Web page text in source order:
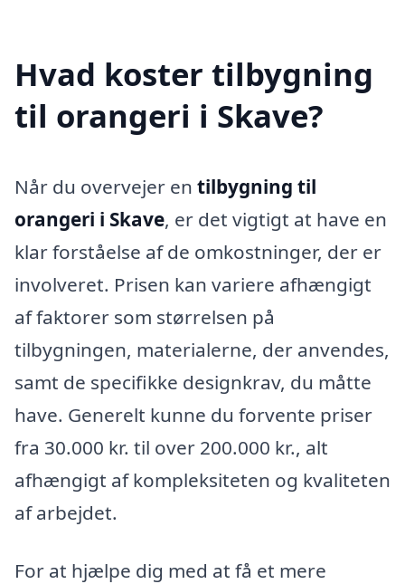
Hvad koster tilbygning
til orangeri i Skave?
Når du overvejer en tilbygning til
orangeri i Skave, er det vigtigt at have en
klar forståelse af de omkostninger, der er
involveret. Prisen kan variere afhængigt
af faktorer som størrelsen på
tilbygningen, materialerne, der anvendes,
samt de specifikke designkrav, du måtte
have. Generelt kunne du forvente priser
fra 30.000 kr. til over 200.000 kr., alt
afhængigt af kompleksiteten og kvaliteten
af arbejdet.
For at hjælpe dig med at få et mere